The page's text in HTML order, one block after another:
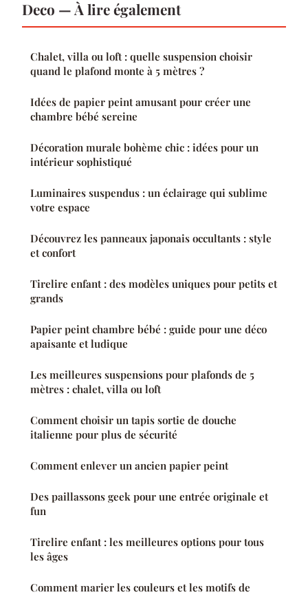
Deco — À lire également
Chalet, villa ou loft : quelle suspension choisir
quand le plafond monte à 5 mètres ?
Idées de papier peint amusant pour créer une
chambre bébé sereine
Décoration murale bohème chic : idées pour un
intérieur sophistiqué
Luminaires suspendus : un éclairage qui sublime
votre espace
Découvrez les panneaux japonais occultants : style
et confort
Tirelire enfant : des modèles uniques pour petits et
grands
Papier peint chambre bébé : guide pour une déco
apaisante et ludique
Les meilleures suspensions pour plafonds de 5
mètres : chalet, villa ou loft
Comment choisir un tapis sortie de douche
italienne pour plus de sécurité
Comment enlever un ancien papier peint
Des paillassons geek pour une entrée originale et
fun
Tirelire enfant : les meilleures options pour tous
les âges
Comment marier les couleurs et les motifs de